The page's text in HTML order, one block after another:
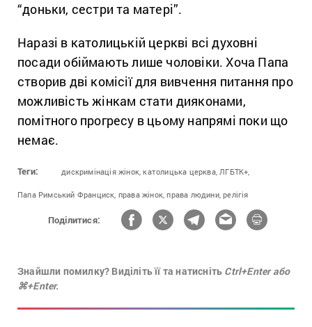
“доньки, сестри та матері”.
Наразі в католицькій церкві всі духовні
посади обіймають лише чоловіки. Хоча Папа
створив дві комісії для вивчення питання про
можливість жінкам стати дияконами,
помітного прогресу в цьому напрямі поки що
немає.
Теги: дискримінація жінок, католицька церква, ЛГБТК+,
Папа Римський Франциск, права жінок, права людини, релігія
Поділитися:
Знайшли помилку? Виділіть її та натисніть Ctrl+Enter або
⌘+Enter.